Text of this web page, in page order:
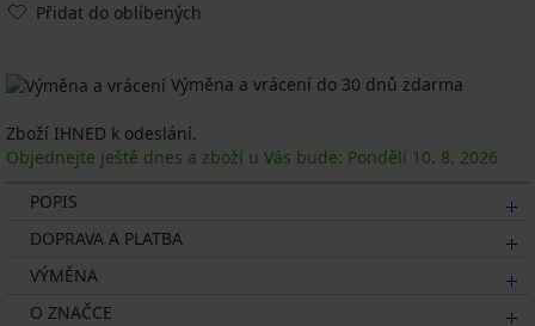
Přidat do oblíbených
Výměna a vrácení do 30 dnů zdarma
Zboží IHNED k odeslání.
Objednejte ještě dnes a zboží u Vás bude: Pondělí 10. 8. 2026
POPIS
DOPRAVA A PLATBA
VÝMĚNA
O ZNAČCE